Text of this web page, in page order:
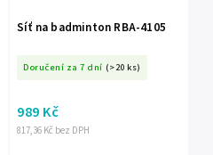
Síť na badminton RBA-4105
Doručení za 7 dní (>20 ks)
817,36 Kč bez DPH
989 Kč